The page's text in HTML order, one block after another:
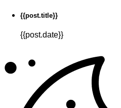
{{post.title}}
{{post.date}}